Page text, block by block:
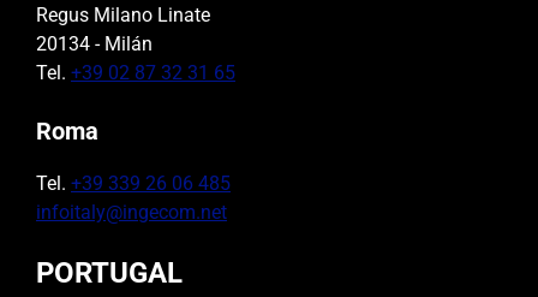
Regus Milano Linate
20134 - Milán
Tel. +39 02 87 32 31 65
Roma
Tel. +39 339 26 06 485
infoitaly@ingecom.net
PORTUGAL